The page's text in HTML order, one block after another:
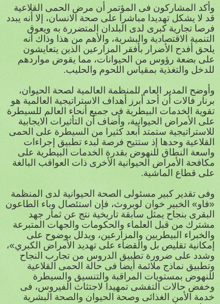
وأكد المشاركون فى المؤتمر أن مرض الحمى القلاعية
قد لا يشكل تهديدا مباشرا على صحة الانسان، إلا أنه يبدد
فرصا تجارية كبرى لدى البلدان المتضررة به ويعوق
التنمية الاقتصادية والبشرية، والأهم من هذا وذاك أنه
يلحق أفدح الأضرار بأفقر المزارعين الذين يتعايشون
على بضعة رؤوس من الحيوانات، مما يقوض مواردهم
للدخل والتغذية بمقياس اللحوم والحليب.
وأوضح المدير العام للمنظمة العالمية لصحة الحيوان،
برنار فالات أن أحد أبرز أهداف الاستراتيجية العالمية هو
تقوية الخدمات البيطرية فى جميع أنحاء العالم للسيطرة
على الأمراض الحيوانية، وأضاف أن التأثيرات الايجابية
للاستراتيجية ستمتد أبعد كثيرا من السيطرة على الحمى
القلاعية وحدها إذ ستتيح فرصة لبدء تطبيق إجراءات
واسعة النطاق للنهوض بقدرة الخدمات البيطرية على
مكافحة الأمراض الحيوانية الأخرى ذات العواقب البالغة
على قطاع الماشية.
وفى تقدير كبير مسئولى الصحة الحيوانية لدى المنظمة
«فاو» الخبير خوان لوبروث، فإن استئصال وباء الطاعون
البقرى بنجاح يمثل سابقة تاريخية نتج عن ثمار جهد
مشترك من قبل العلماء والحكومات والجهات المتبرعة
والخبراء البيطريين والمزارعين، ويدلل بوضوح على
إمكانية تقليص بل والقضاء على تهديد الأمراض الكبري»،
وشدد على ضرورة تطبيق الدروس من تجارب النجاح
وتطبيق نماذج ملائمة أيضا فى حالة الحمى القلاعية
للنهوض بمستويات المراقبة والتنسيق والسيطرة
وخفض حالات التفشى تمهيدا لاجتثاث الفيروس، فى
خدمة الأمن الغذائى وصحة الحيوان والصحة البشرية